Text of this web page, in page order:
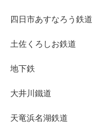
四日市あすなろう鉄道
土佐くろしお鉄道
地下鉄
大井川鐵道
天竜浜名湖鉄道